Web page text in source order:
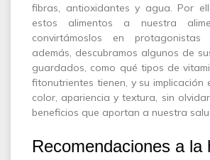
fibras, antioxidantes y agua. Por
estos alimentos a nuestra
convirtámoslos en
además, descubramos algunos de
guardados, como qué tipos de
fitonutrientes tienen, y su implicación
color, apariencia y textura, sin
beneficios que aportan a nuestra
Recomendaciones a la